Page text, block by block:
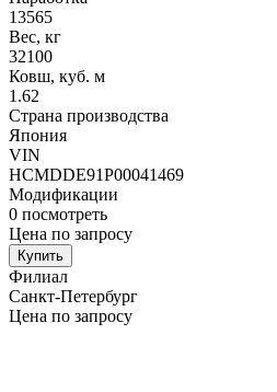
13565
Вес, кг
32100
Ковш, куб. м
1.62
Страна производства
Япония
VIN
HCMDDE91P00041469
Модификации
0 посмотреть
Цена по запросу
Купить
Филиал
Санкт-Петербург
Цена по запросу